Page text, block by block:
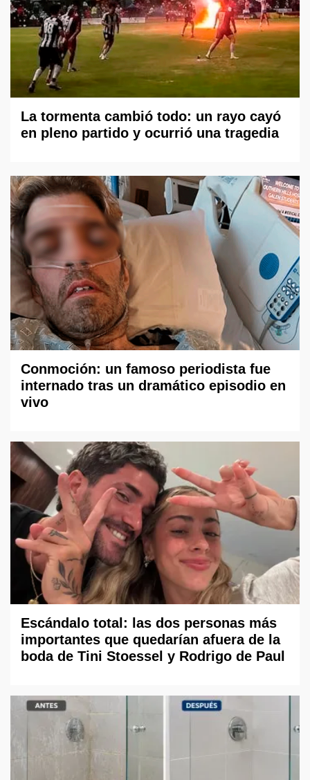
La tormenta cambió todo: un rayo cayó
en pleno partido y ocurrió una tragedia
Conmoción: un famoso periodista fue
internado tras un dramático episodio en
vivo
Escándalo total: las dos personas más
importantes que quedarían afuera de la
boda de Tini Stoessel y Rodrigo de Paul